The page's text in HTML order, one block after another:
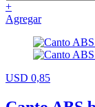
+
Agregar
USD 0,85